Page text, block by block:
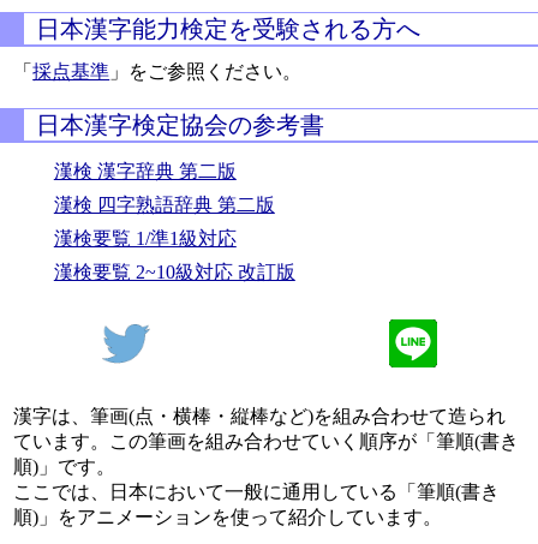
日本漢字能力検定を受験される方へ
「採点基準 」をご参照ください。
日本漢字検定協会の参考書
漢検 漢字辞典 第二版
漢検 四字熟語辞典 第二版
漢検要覧 1/準1級対応
漢検要覧 2~10級対応 改訂版
漢字は、筆画(点・横棒・縦棒など)を組み合わせて造られ
ています。この筆画を組み合わせていく順序が「筆順(書き
順)」です。
ここでは、日本において一般に通用している「筆順(書き
順)」をアニメーションを使って紹介しています。